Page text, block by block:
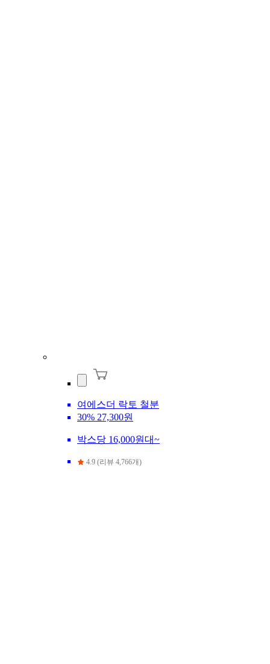
여에스더 락토 철분
30% 27,300원
박스당 16,000원대~
4.9 (리뷰 4,766개)